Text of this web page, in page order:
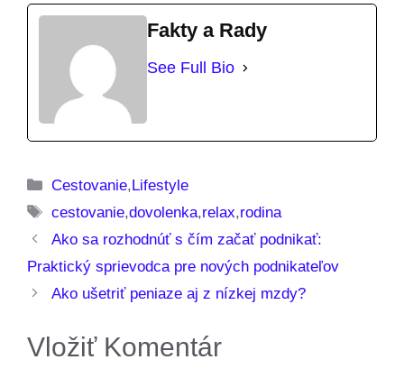
Fakty a Rady
See Full Bio
Kategórie
Cestovanie, Lifestyle
Značky
cestovanie,dovolenka,relax,rodina
Ako sa rozhodnúť s čím začať podnikať:
Praktický sprievodca pre nových podnikateľov
Ako ušetriť peniaze aj z nízkej mzdy?
Vložiť Komentár